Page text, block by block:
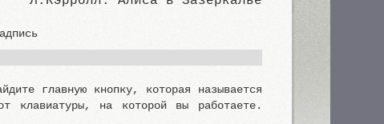
главную кнопку, которая называется
на которой вы работаете.